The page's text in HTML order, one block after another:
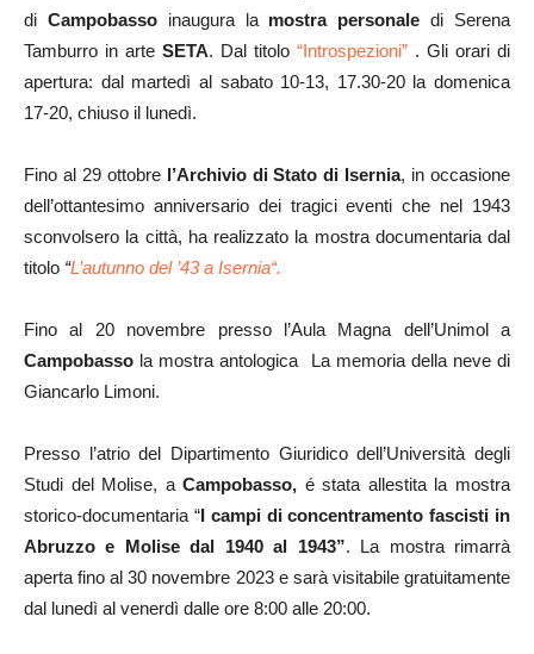
di Campobassoinaugura la mostra personale di Serena
Tamburro in arte SETA. Dal titolo “Introspezioni” . Gli orari di
apertura: dal martedì al sabato 10-13, 17.30-20 la domenica
17-20, chiuso il lunedì.
Fino al 29 ottobre l’Archivio di Stato di Isernia, in occasione
dell’ottantesimo anniversario dei tragici eventi che nel 1943
sconvolsero la città, ha realizzato la mostra documentaria dal
titolo “L’autunno del ’43 a Isernia“.
Fino al 20 novembre presso l’Aula Magna dell’Unimol a
Campobasso la mostra antologica La memoria della neve di
Giancarlo Limoni.
Presso l’atrio del Dipartimento Giuridico dell’Università degli
Studi del Molise, aCampobasso, é stata allestita la mostra
storico-documentaria “I campi di concentramento fascisti in
Abruzzo e Molise dal 1940 al 1943”. La mostra rimarrà
aperta fino al 30 novembre 2023 e sarà visitabile gratuitamente
dal lunedì al venerdì dalle ore 8:00 alle 20:00.